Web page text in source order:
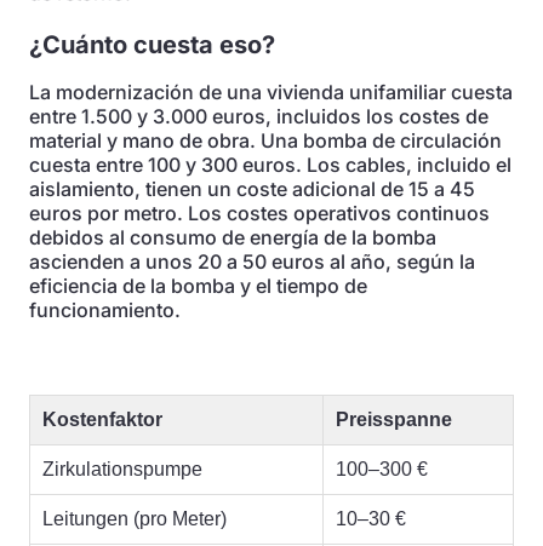
¿Cuánto cuesta eso?
La modernización de una vivienda unifamiliar cuesta
entre 1.500 y 3.000 euros, incluidos los costes de
material y mano de obra. Una bomba de circulación
cuesta entre 100 y 300 euros. Los cables, incluido el
aislamiento, tienen un coste adicional de 15 a 45
euros por metro. Los costes operativos continuos
debidos al consumo de energía de la bomba
ascienden a unos 20 a 50 euros al año, según la
eficiencia de la bomba y el tiempo de
funcionamiento.
Kostenfaktor Preisspanne
Zirkulationspumpe 100–300 €
Leitungen (pro Meter) 10–30 €